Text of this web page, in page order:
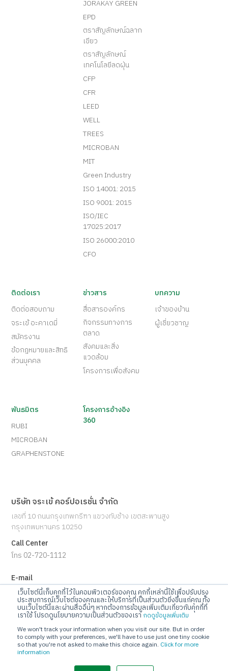
เว็บไซต์นี้เก็บคุกกี้ไว้ในคอมพิวเตอร์ของคุณ คุกกี้เหล่านี้ใช้เพื่อปรับปรุง
ประสบการณ์เว็บไซต์ของคุณและให้บริการที่เป็นส่วนตัวยิ่งขึ้นแก่คุณ ทั้ง
บนเว็บไซต์นี้และผ่านสื่ออื่นๆ หากต้องการข้อมูลเพิ่มเติมเกี่ยวกับคุกกี้ที่
เราใช้ โปรดดูนโยบายความเป็นส่วนตัวของเรากดดูข้อมูลเพิ่มเติม
We won't track your information when you visit our site. But in order
to comply with your preferences, we'll have to use just one tiny cookie
so that you're not asked to make this choice again. Click for more
information
JORAKAY GREEN
EPD
ตราสัญลักษณ์ฉลาก
เขียว
ตราสัญลักษณ์
เทคโนโลยีลดฝุ่น
CFP
CFR
LEED
WELL
TREES
MICROBAN
MIT
Green Industry
ISO 14001: 2015
ISO 9001: 2015
ISO/IEC
17025:2017
ISO 26000:2010
CFO
ติดต่อเรา
ติดต่อสอบถาม
จระเข้ อะคาเดมี่
สมัครงาน
ข้อกฎหมายและสิทธิ
ส่วนบุคคล
ข่าวสาร
สื่อสารองค์กร
กิจกรรมทางการ
ตลาด
สังคมและสิ่ง
แวดล้อม
โครงการเพื่อสังคม
บทความ
เจ้าของบ้าน
ผู้เชี่ยวชาญ
พันธมิตร
RUBI
MICROBAN
GRAPHENSTONE
โครงการอ้างอิง
360
บริษัท จระเข้ คอร์ปอเรชั่น จำกัด
เลขที่ 10 ถนนกรุงเทพกรีฑา แขวงทับช้าง เขตสะพานสูง
กรุงเทพมหานคร 10250
Call Center
โทร 02-720-1112
E-mail
info@jorakay.co.th
Social